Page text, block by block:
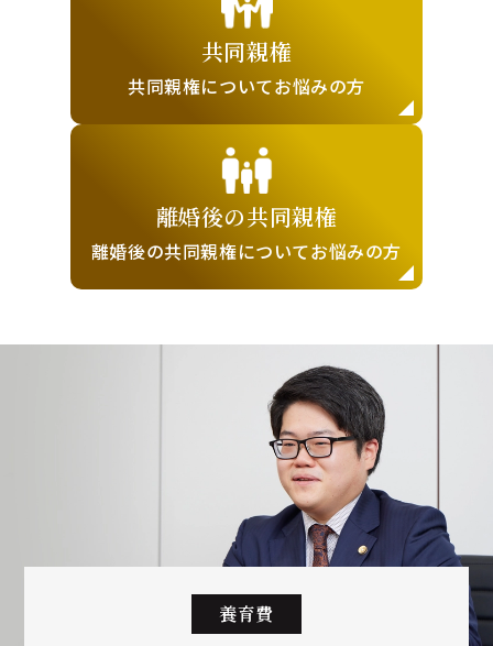
共同親権
共同親権についてお悩みの方
離婚後の共同親権
離婚後の共同親権についてお悩みの方
養育費